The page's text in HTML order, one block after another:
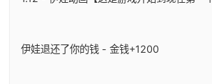
伊娃退还了你的钱 - 金钱+1200